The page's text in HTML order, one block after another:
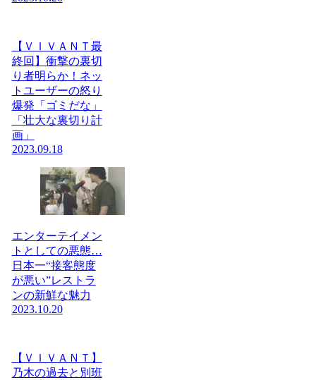
【ＶＩＶＡＮＴ最
終回】衝撃の裏切
り者明らか！ネッ
トユーザーの怒り
爆発「ゴミだな」
「壮大な裏切り計
画」
2023.09.18
エンターテイメン
トとしての悪態…
日本一“接客態度
が悪い”レストラ
ンの新鮮な魅力
2023.10.20
【ＶＩＶＡＮＴ】
乃木の過去と別班